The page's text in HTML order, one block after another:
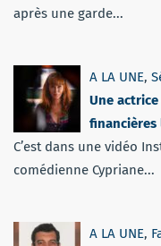
après une garde...
A LA UNE,
Une
financières
C’est dans une vidéo
comédienne Cypriane...
A LA UNE,